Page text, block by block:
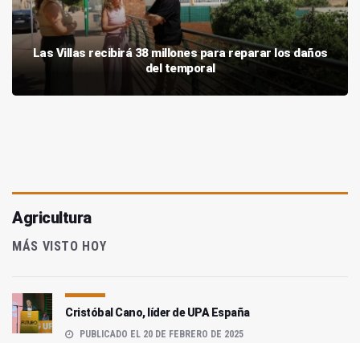
Las Villas recibirá 38 millones para reparar los daños
del temporal
Agricultura
MÁS VISTO HOY
Cristóbal Cano, líder de UPA España
PUBLICADO EL 20 DE FEBRERO DE 2025